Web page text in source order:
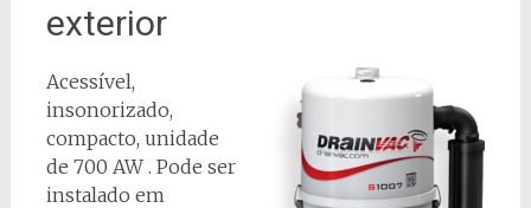
exterior
Acessível,
insonorizado,
compacto, unidade
de 700 AW . Pode ser
instalado em